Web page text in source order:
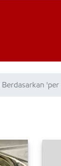
Berdasarkan 'per